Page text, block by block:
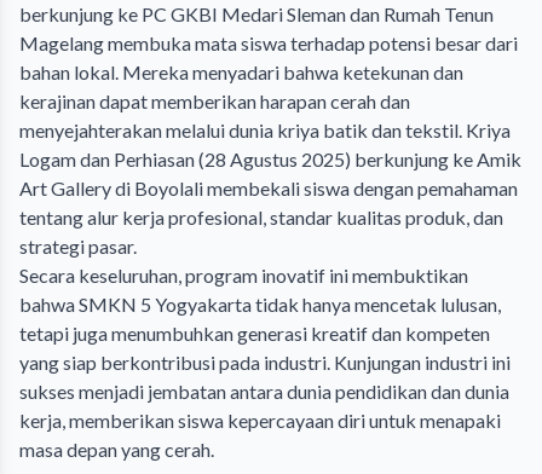
berkunjung ke PC GKBI Medari Sleman dan Rumah Tenun
Magelang membuka mata siswa terhadap potensi besar dari
bahan lokal. Mereka menyadari bahwa ketekunan dan
kerajinan dapat memberikan harapan cerah dan
menyejahterakan melalui dunia kriya batik dan tekstil. Kriya
Logam dan Perhiasan (28 Agustus 2025) berkunjung ke Amik
Art Gallery di Boyolali membekali siswa dengan pemahaman
tentang alur kerja profesional, standar kualitas produk, dan
strategi pasar.
Secara keseluruhan, program inovatif ini membuktikan
bahwa SMKN 5 Yogyakarta tidak hanya mencetak lulusan,
tetapi juga menumbuhkan generasi kreatif dan kompeten
yang siap berkontribusi pada industri. Kunjungan industri ini
sukses menjadi jembatan antara dunia pendidikan dan dunia
kerja, memberikan siswa kepercayaan diri untuk menapaki
masa depan yang cerah.